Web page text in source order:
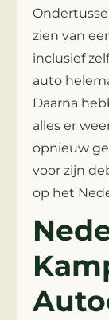
zien van
inclusief
auto
Daarna
alles er
opnieuw
voor zijn
op het